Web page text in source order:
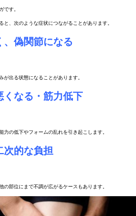
です。
と、次のような症状につながることがあります。
、偽関節になる
出る状態になることがあります。
くなる・筋力低下
の低下やフォームの乱れを引き起こします。
次的な負担
部位にまで不調が広がるケースもあります。